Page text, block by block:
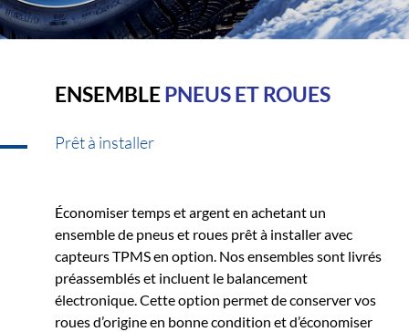
ENSEMBLEPNEUS ET ROUES
Prêt à installer
Économiser temps et argent en achetant un
ensemble de pneus et roues prêt à installer avec
capteurs TPMS en option. Nos ensembles sont livrés
préassemblés et incluent le balancement
électronique. Cette option permet de conserver vos
roues d’origine en bonne condition et d’économiser